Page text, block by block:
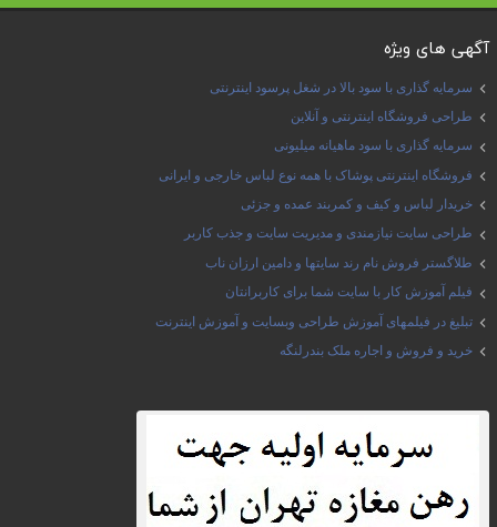
آگهی های ویژه
سرمایه گذاری با سود بالا در شغل پرسود اینترنتی
طراحی فروشگاه اینترنتی و آنلاین
سرمایه گذاری با سود ماهیانه میلیونی
فروشگاه اینترنتی پوشاک با همه نوع لباس خارجی و ایرانی
خریدار لباس و کیف و کمربند عمده و جزئی
طراحی سایت نیازمندی و مدیریت سایت و جذب کاربر
طلاگستر فروش نام رند سایتها و دامین ارزان ناب
فیلم آموزش کار با سایت شما برای کاربرانتان
تبلیغ در فیلمهای آموزش طراحی وبسایت و آموزش اینترنت
خرید و فروش و اجاره ملک بندرلنگه